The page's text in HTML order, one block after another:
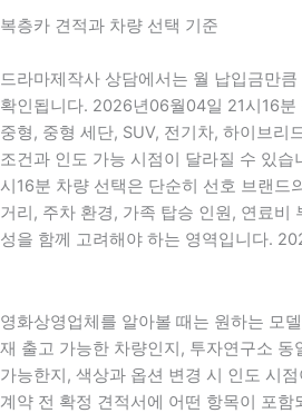
복층카 견적과 차량 선택 기준
드라마제작사 상담에서는 월 납입금만
확인됩니다. 2026년06월04일 21시16분
중형, 중형 세단, SUV, 전기차, 하이브리
조건과 인도 가능 시점이 달라질 수 있
시16분 차량 선택은 단순히 선호 브랜드
거리, 주차 환경, 가족 탑승 인원, 연료비
성을 함께 고려해야 하는 영역입니다.
영화상영업체를 알아볼 때는 원하는 모
재 출고 가능한 차량인지, 투자연구소 동
가능한지, 색상과 옵션 변경 시 인도 시
계약 전 확정 견적서에 어떤 항목이 포함